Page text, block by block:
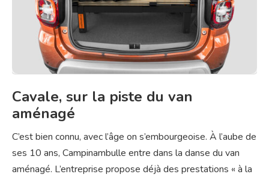
Cavale, sur la piste du van
aménagé
C’est bien connu, avec l’âge on s’embourgeoise. À l’aube de
ses 10 ans, Campinambulle entre dans la danse du van
aménagé. L’entreprise propose déjà des prestations « à la